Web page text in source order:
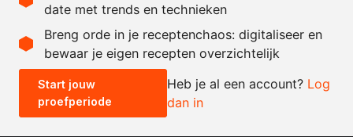
Recept omrekenen
- +
0.5x 1x 2x
date met trends en technieken
Breng orde in je receptenchaos: digitaliseer en
bewaar je eigen recepten overzichtelijk
Start jouw
proefperiode
Heb je al een account? Log
dan in